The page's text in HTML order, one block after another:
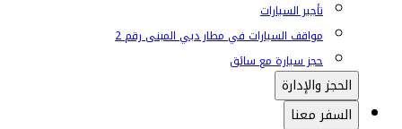
تأجير السيارات
مواقف السيارات في مطار دبي المبنى رقم 2
حجز سيارة مع سائق
الحجز والإدارة
السفر معنا